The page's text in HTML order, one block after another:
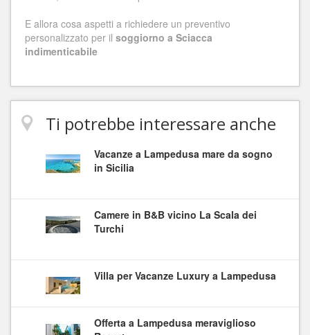
E allora cosa aspetti a richiedere un preventivo
personalizzato per il soggiorno a Sciacca
indimenticabile
Ti potrebbe interessare anche
Vacanze a Lampedusa mare da sogno
in Sicilia
Camere in B&B vicino La Scala dei
Turchi
Villa per Vacanze Luxury a Lampedusa
Offerta a Lampedusa meraviglioso